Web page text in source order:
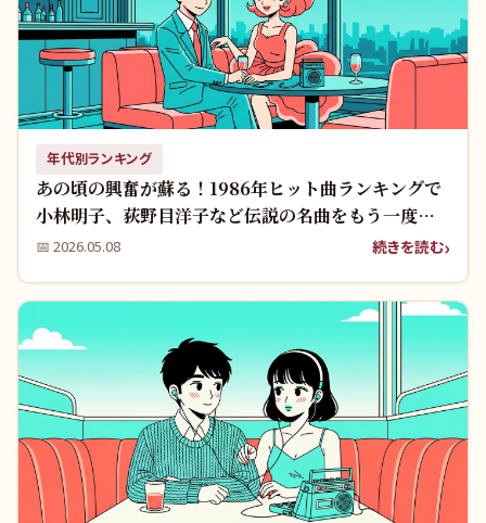
年代別ランキング
あの頃の興奮が蘇る！1986年ヒット曲ランキングで
小林明子、荻野目洋子など伝説の名曲をもう一度聴
きませんか？
📅 2026.05.08 続きを読む